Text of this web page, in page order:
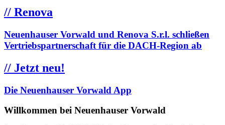
// Renova
Neuenhauser Vorwald und Renova S.r.l. schließen
Vertriebspartnerschaft für die DACH-Region ab
// Jetzt neu!
Die Neuenhauser Vorwald App
Willkommen bei Neuenhauser Vorwald